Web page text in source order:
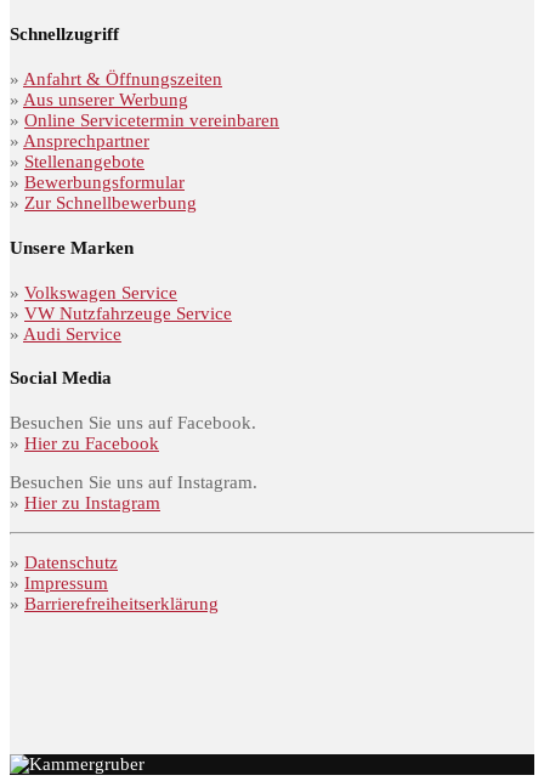
Schnellzugriff
» Anfahrt & Öffnungszeiten
» Aus unserer Werbung
» Online Servicetermin vereinbaren
» Ansprechpartner
» Stellenangebote
» Bewerbungsformular
» Zur Schnellbewerbung
Unsere Marken
» Volkswagen Service
» VW Nutzfahrzeuge Service
» Audi Service
Social Media
Besuchen Sie uns auf Facebook.
» Hier zu Facebook
Besuchen Sie uns auf Instagram.
» Hier zu Instagram
» Datenschutz
» Impressum
» Barrierefreiheitserklärung